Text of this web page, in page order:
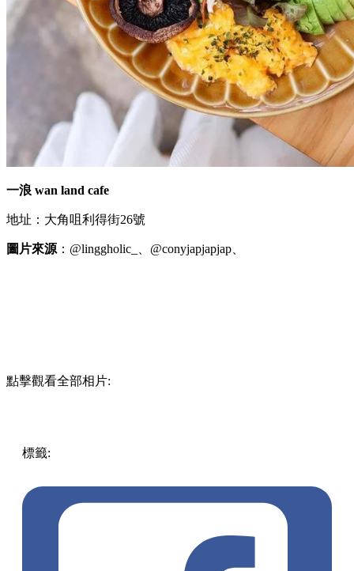
一浪 wan land cafe
地址：大角咀利得街26號
圖片來源 ：@linggholic_、@conyjapjapjap、
點擊觀看全部相片:
標籤: